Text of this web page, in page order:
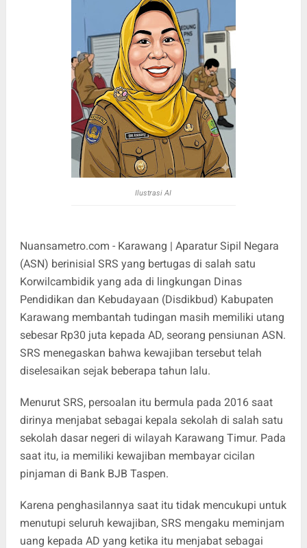
Ilustrasi AI
Nuansametro.com - Karawang | Aparatur Sipil Negara
(ASN) berinisial SRS yang bertugas di salah satu
Korwilcambidik yang ada di lingkungan Dinas
Pendidikan dan Kebudayaan (Disdikbud) Kabupaten
Karawang membantah tudingan masih memiliki utang
sebesar Rp30 juta kepada AD, seorang pensiunan ASN.
SRS menegaskan bahwa kewajiban tersebut telah
diselesaikan sejak beberapa tahun lalu.
Menurut SRS, persoalan itu bermula pada 2016 saat
dirinya menjabat sebagai kepala sekolah di salah satu
sekolah dasar negeri di wilayah Karawang Timur. Pada
saat itu, ia memiliki kewajiban membayar cicilan
pinjaman di Bank BJB Taspen.
Karena penghasilannya saat itu tidak mencukupi untuk
menutupi seluruh kewajiban, SRS mengaku meminjam
uang kepada AD yang ketika itu menjabat sebagai